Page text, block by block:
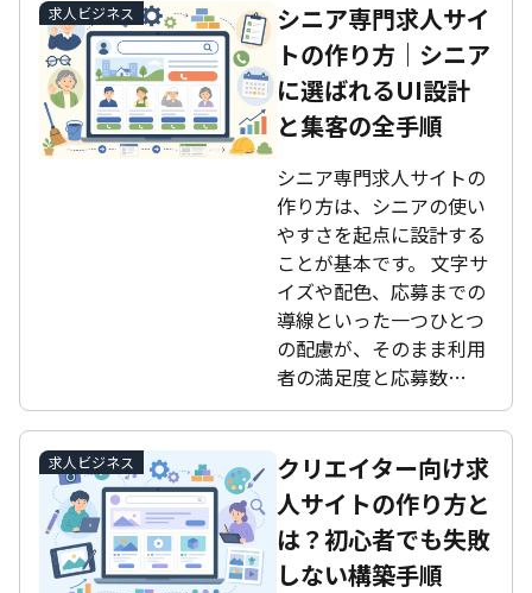
求人ビジネス
シニア専門求人サイ
トの作り方｜シニア
に選ばれるUI設計
と集客の全手順
シニア専門求人サイトの
作り方は、シニアの使い
やすさを起点に設計する
ことが基本です。 文字サ
イズや配色、応募までの
導線といった一つひとつ
の配慮が、そのまま利用
者の満足度と応募数…
求人ビジネス
クリエイター向け求
人サイトの作り方と
は？初心者でも失敗
しない構築手順